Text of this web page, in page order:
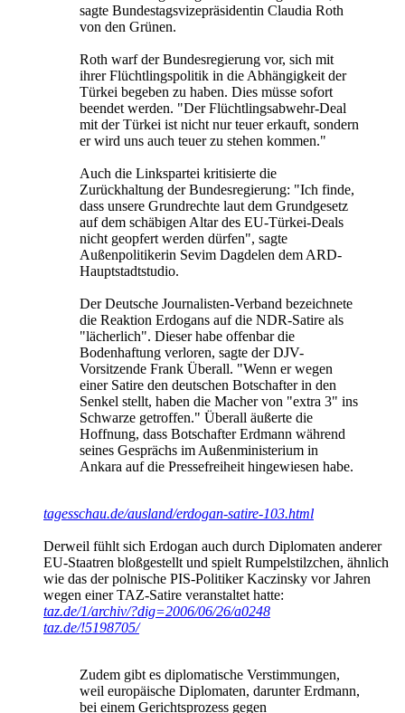
sagte Bundestagsvizepräsidentin Claudia Roth
von den Grünen.
Roth warf der Bundesregierung vor, sich mit
ihrer Flüchtlingspolitik in die Abhängigkeit der
Türkei begeben zu haben. Dies müsse sofort
beendet werden. "Der Flüchtlingsabwehr-Deal
mit der Türkei ist nicht nur teuer erkauft, sondern
er wird uns auch teuer zu stehen kommen."
Auch die Linkspartei kritisierte die
Zurückhaltung der Bundesregierung: "Ich finde,
dass unsere Grundrechte laut dem Grundgesetz
auf dem schäbigen Altar des EU-Türkei-Deals
nicht geopfert werden dürfen", sagte
Außenpolitikerin Sevim Dagdelen dem ARD-
Hauptstadtstudio.
Der Deutsche Journalisten-Verband bezeichnete
die Reaktion Erdogans auf die NDR-Satire als
"lächerlich". Dieser habe offenbar die
Bodenhaftung verloren, sagte der DJV-
Vorsitzende Frank Überall. "Wenn er wegen
einer Satire den deutschen Botschafter in den
Senkel stellt, haben die Macher von "extra 3" ins
Schwarze getroffen." Überall äußerte die
Hoffnung, dass Botschafter Erdmann während
seines Gesprächs im Außenministerium in
Ankara auf die Pressefreiheit hingewiesen habe.
tagesschau.de/ausland/erdogan-satire-103.html
Derweil fühlt sich Erdogan auch durch Diplomaten anderer
EU-Staatren bloßgestellt und spielt Rumpelstilzchen, ähnlich
wie das der polnische PIS-Politiker Kaczinsky vor Jahren
wegen einer TAZ-Satire veranstaltet hatte:
taz.de/1/archiv/?dig=2006/06/26/a0248
taz.de/!5198705/
Zudem gibt es diplomatische Verstimmungen,
weil europäische Diplomaten, darunter Erdmann,
bei einem Gerichtsprozess gegen